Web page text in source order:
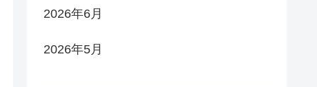
2026年6月
2026年5月